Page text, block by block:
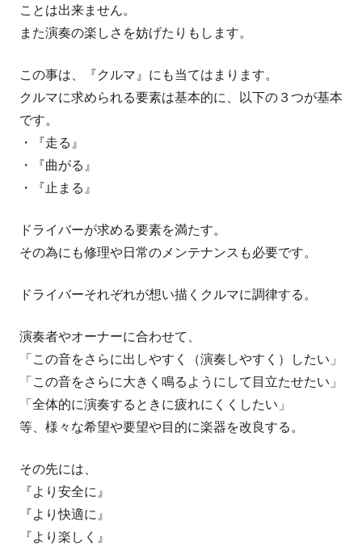
ことは出来ません。
また演奏の楽しさを妨げたりもします。
この事は、『クルマ』にも当てはまります。
クルマに求められる要素は基本的に、以下の３つが基本
です。
・『走る』
・『曲がる』
・『止まる』
ドライバーが求める要素を満たす。
その為にも修理や日常のメンテナンスも必要です。
ドライバーそれぞれが想い描くクルマに調律する。
演奏者やオーナーに合わせて、
「この音をさらに出しやすく（演奏しやすく）したい」
「この音をさらに大きく鳴るようにして目立たせたい」
「全体的に演奏するときに疲れにくくしたい」
等、様々な希望や要望や目的に楽器を改良する。
その先には、
『より安全に』
『より快適に』
『より楽しく』